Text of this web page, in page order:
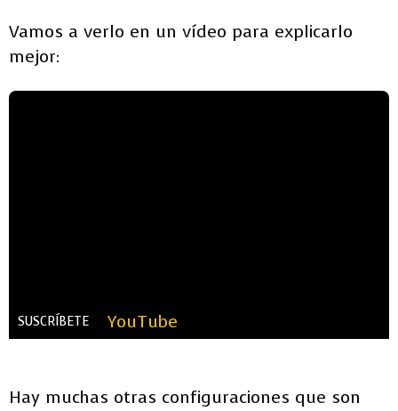
Vamos a verlo en un vídeo para explicarlo
mejor:
SUSCRÍBETE YouTube
Hay muchas otras configuraciones que son